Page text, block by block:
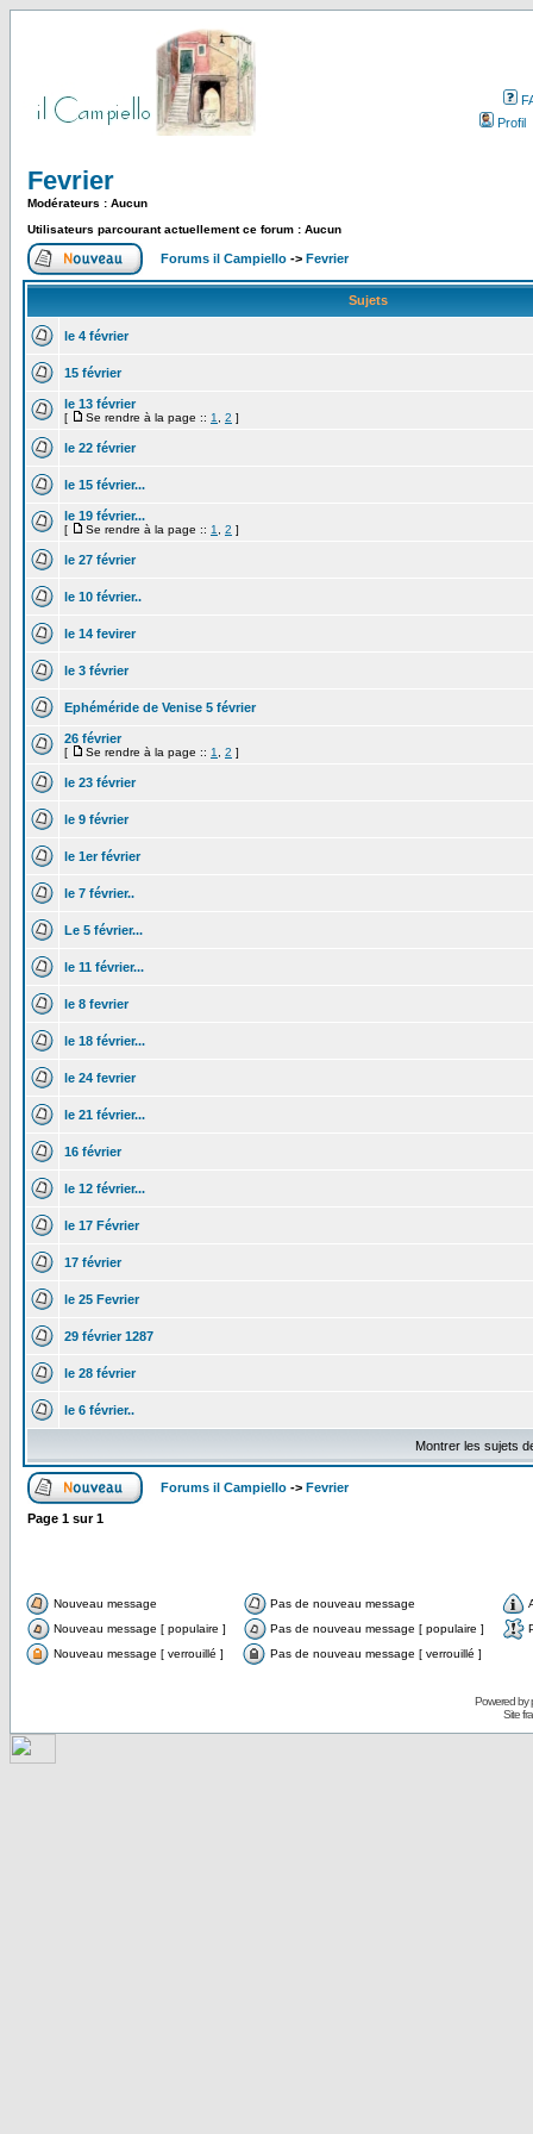
Profil
Fevrier
Modérateurs : Aucun
Utilisateurs parcourant actuellement ce forum : Aucun
Forums il Campiello -> Fevrier
Sujets
le 4 février
15 février
le 13 février
[ Se rendre à la page :: 1 2 ]
le 22 février
le 15 février...
le 19 février...
[ Se rendre à la page :: 1 2 ]
le 27 février
le 10 février..
le 14 fevirer
le 3 février
Ephéméride de Venise 5 février
26 février
[ Se rendre à la page :: 1 2 ]
le 23 février
le 9 février
le 1er février
le 7 février..
Le 5 février...
le 11 février...
le 8 fevrier
le 18 février...
le 24 fevrier
le 21 février...
16 février
le 12 février...
le 17 Février
17 février
le 25 Fevrier
29 février 1287
le 28 février
le 6 février..
Montrer les sujets
Forums il Campiello -> Fevrier
Page 1 sur1
Nouveau message Pas de nouveau message
Nouveau message [ populaire ]
Pas de nouveau message [ populaire ]
Nouveau message [ verrouillé ]
Pas de nouveau message [ verrouillé ]
Powered by
Site